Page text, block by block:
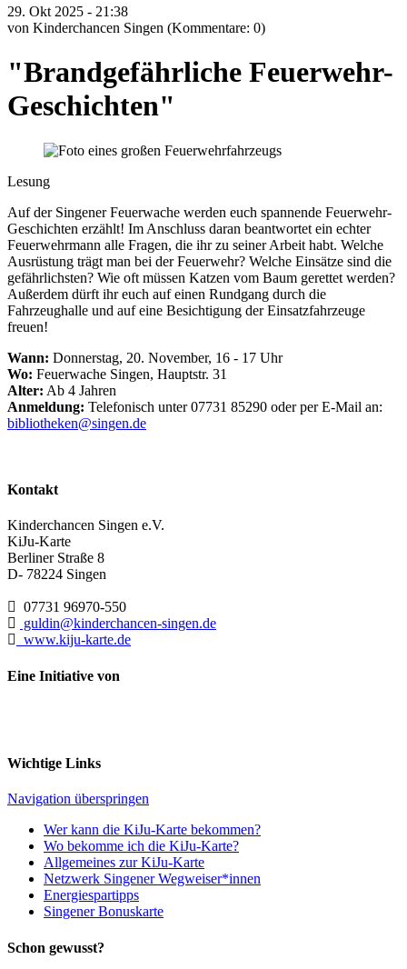
29. Okt 2025 - 21:38
von Kinderchancen Singen (Kommentare: 0)
"Brandgefährliche Feuerwehr-
Geschichten"
Lesung
Auf der Singener Feuerwache werden euch spannende Feuerwehr-
Geschichten erzählt! Im Anschluss daran beantwortet ein echter
Feuerwehrmann alle Fragen, die ihr zu seiner Arbeit habt. Welche
Ausrüstung trägt man bei der Feuerwehr? Welche Einsätze sind die
gefährlichsten? Wie oft müssen Katzen vom Baum gerettet werden?
Außerdem dürft ihr euch auf einen Rundgang durch die
Fahrzeughalle und auf eine Besichtigung der Einsatzfahrzeuge
freuen!
Wann: Donnerstag, 20. November, 16 - 17 Uhr
Wo: Feuerwache Singen, Hauptstr. 31
Alter: Ab 4 Jahren
Anmeldung: Telefonisch unter 07731 85290 oder per E-Mail an:
bibliotheken@singen.de
Kontakt
Kinderchancen Singen e.V.
KiJu-Karte
Berliner Straße 8
D- 78224 Singen
07731 96970-550
guldin@kinderchancen-singen.de
www.kiju-karte.de
Eine Initiative von
Wichtige Links
Navigation überspringen
Wer kann die KiJu-Karte bekommen?
Wo bekomme ich die KiJu-Karte?
Allgemeines zur KiJu-Karte
Netzwerk Singener Wegweiser*innen
Energiespartipps
Singener Bonuskarte
Schon gewusst?